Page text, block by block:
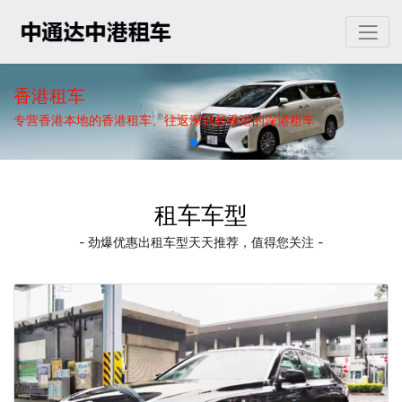
香港租车
专营香港本地的香港租车、往返深圳和香港的深港租车
租车车型
- 劲爆优惠出租车型天天推荐，值得您关注 -